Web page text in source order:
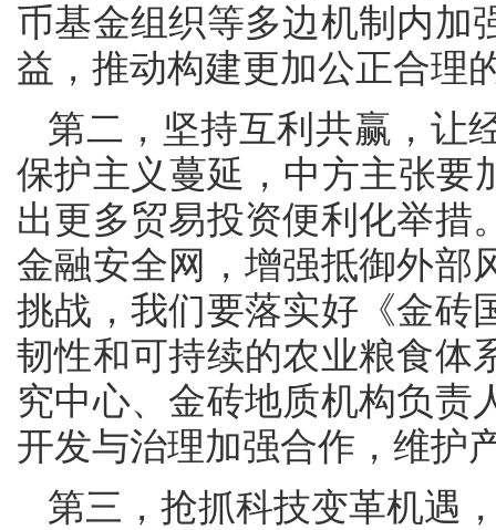
币基金组织等多边机制内加
益，推动构建更加公正合理
第二，坚持互利共赢，让
保护主义蔓延，中方主张要
出更多贸易投资便利化举措
金融安全网，增强抵御外部
挑战，我们要落实好《金砖
韧性和可持续的农业粮食体
究中心、金砖地质机构负责
开发与治理加强合作，维护
第三，抢抓科技变革机遇